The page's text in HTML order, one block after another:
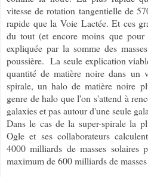
vitesse de rotation tangentielle de
rapide que la Voie Lactée. Et ces
du tout (et encore moins que pour
expliquée par la somme des
poussière. La seule explication
quantité de matière noire dans un
spirale, un halo de matière noire
genre de halo que l'on s'attend à
galaxies et pas autour d'une seule
Dans le cas de la super-spirale la
Ogle et ses collaborateurs
4000 milliards de masses solaires
maximum de 600 milliards de